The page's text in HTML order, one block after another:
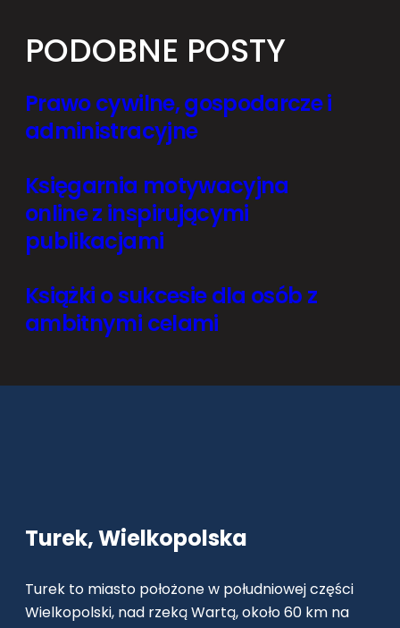
PODOBNE POSTY
Prawo cywilne, gospodarcze i
administracyjne
Księgarnia motywacyjna
online z inspirującymi
publikacjami
Książki o sukcesie dla osób z
ambitnymi celami
Turek, Wielkopolska
Turek to miasto położone w południowej części
Wielkopolski, nad rzeką Wartą, około 60 km na